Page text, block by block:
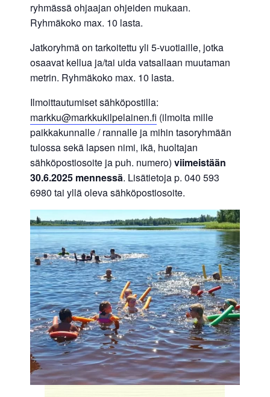
ryhmässä ohjaajan ohjeiden mukaan.
Ryhmäkoko max. 10 lasta.
Jatkoryhmä on tarkoitettu yli 5-vuotiaille, jotka
osaavat kellua ja/tai uida vatsallaan muutaman
metrin. Ryhmäkoko max. 10 lasta.
Ilmoittautumiset sähköpostilla:
markku@markkukilpelainen.fi (ilmoita mille
paikkakunnalle / rannalle ja mihin tasoryhmään
tulossa sekä lapsen nimi, ikä, huoltajan
sähköpostiosoite ja puh. numero) viimeistään
30.6.2025 mennessä. Lisätietoja p. 040 593
6980 tai yllä oleva sähköpostiosoite.